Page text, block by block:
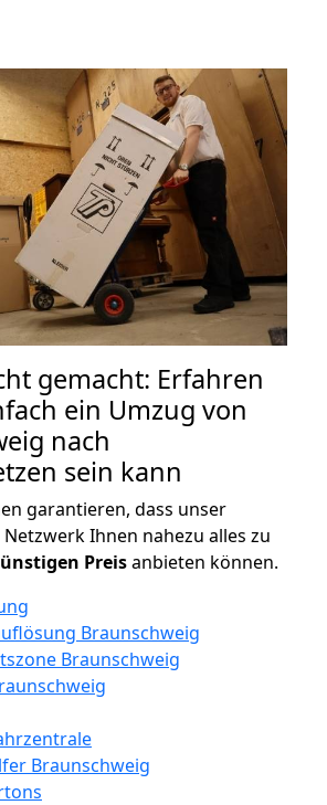
gemacht: Erfahren
ein Umzug von
nach
sein kann
garantieren, dass unser
Ihnen nahezu alles zu
Preisanbieten können.
Braunschweig
Braunschweig
Braunschweig